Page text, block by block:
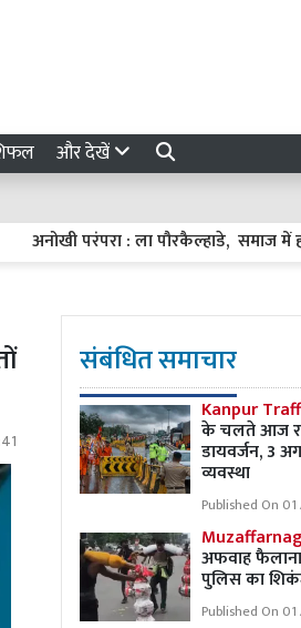
और देखें
परंपरा : ला पौरकैल्हाडे, समाज में हास्य
संबंधित समाचार
Kanpur
के चलते आज
डायवर्जन, 3
व्यवस्था
Published On
अफवाह फैलाना
पुलिस का
Published On